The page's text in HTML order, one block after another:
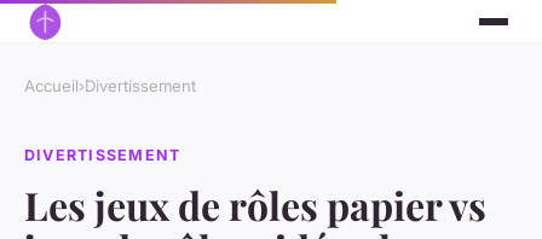
Accueil›Divertissement
DIVERTISSEMENT
Les jeux de rôles papier vs